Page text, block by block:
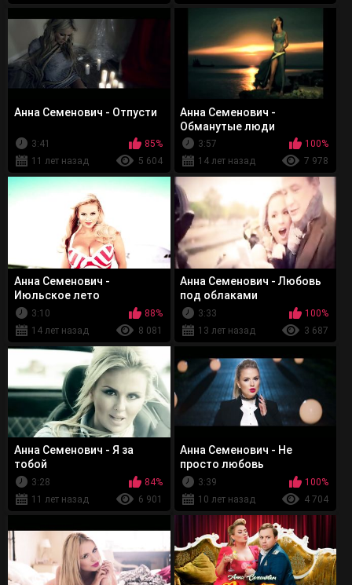
Анна Семенович - Отпусти
3:41
85%
11 лет назад
5 604
Анна Семенович -
Обманутые люди
3:57
100%
14 лет назад
7 978
Анна Семенович -
Июльское лето
3:10
88%
14 лет назад
8 081
Анна Семенович - Любовь
под облаками
3:33
100%
13 лет назад
3 687
Анна Семенович - Я за
тобой
3:28
84%
11 лет назад
6 901
Анна Семенович - Не
просто любовь
3:39
100%
10 лет назад
4 704